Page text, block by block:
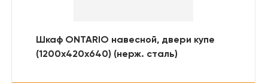
Шкаф ONTARIO навесной, двери купе
(1200х420х640) (нерж. сталь)